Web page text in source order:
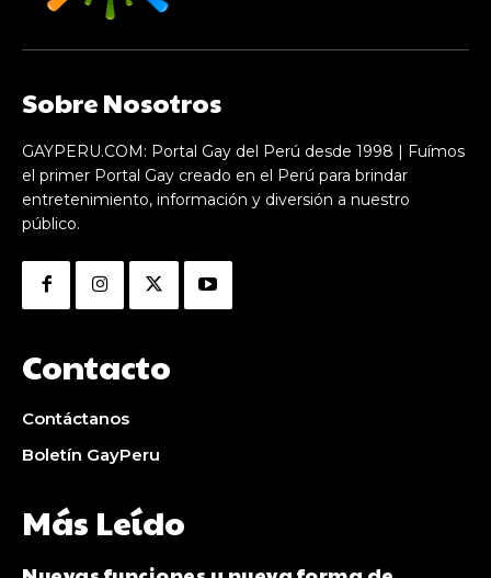
Sobre Nosotros
GAYPERU.COM: Portal Gay del Perú desde 1998 | Fuímos
el primer Portal Gay creado en el Perú para brindar
entretenimiento, información y diversión a nuestro
público.
Contacto
Contáctanos
Boletín GayPeru
Más Leído